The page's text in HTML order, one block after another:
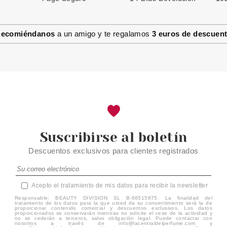
a un amigo y te regalamos 3 euros de
Suscribirse al boletín
Descuentos exclusivos para clientes registrados
Acepto el tratamiento de mis datos para recibir la newsletter
Responsable: BEAUTY DIVISION SL B-66515875. La finalidad del
tratamiento de los datos para la que usted da su consentimiento será la de
proporcionar contenido comercial y descuentos exclusivos. Los datos
proporcionados se conservarán mientras no solicite el cese de la actividad y
no se cederán a terceros, salvo obligación legal. Puede contactar con
nosotros a través de info@lacentraldelperfume.com y